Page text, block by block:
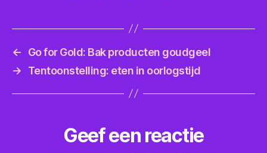
←
Go for Gold: Bak producten goudgeel
→
Tentoonstelling: eten in oorlogstijd
Geef een reactie